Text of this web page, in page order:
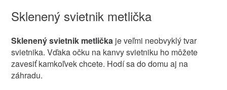
Sklenený svietnik metlička
Sklenený svietnik metlička je veľmi neobvyklý tvar
svietnika. Vďaka očku na kanvy svietniku ho môžete
zavesiť kamkoľvek chcete. Hodí sa do domu aj na
záhradu.